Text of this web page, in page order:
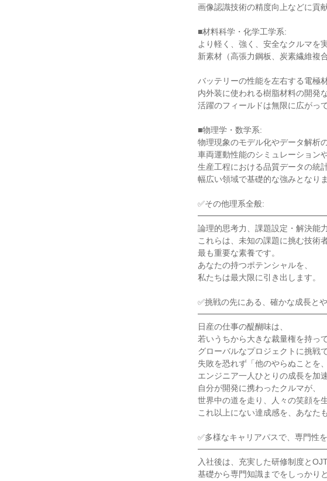
画像認識技術の精度向上などに貢
■材料科学・化学工学系:
より軽く、強く、安全なクルマを
新素材（高張力鋼板、炭素繊維複
バッテリーの性能を左右する電極
内外装に使われる樹脂材料の開発な
活躍のフィールドは無限に広がっ
■物理学・数学系:
物理現象のモデル化やデータ解析
車両運動性能のシミュレーションや
生産工程における品質データの統
幅広い領域で基礎的な強みとなりま
✅その他理系全般:
論理的思考力、課題設定・解決能
これらは、未知の課題に挑む技術
最も重要な素養です。
あなたの持つポテンシャルを、
私たちは最大限に引き出します。
✅挑戦の先にある、確かな成長とや
日産の仕事の醍醐味は、
若いうちから大きな裁量権を持って
グローバルなプロジェクトに挑戦
失敗を恐れず「他のやらぬことを
エンジニア一人ひとりの成長を加
自分が開発に携わったクルマが、
世界中の道を走り、人々の笑顔を
これ以上にない達成感を、あなた
✅多様なキャリアパスで、専門性を
入社後は、充実した研修制度と
基礎から専門知識までをしっかり